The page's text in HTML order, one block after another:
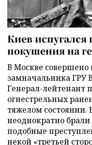
Киев испугался
покушения на
В Москве
замначальника ГРУ
Генерал-лейтенант
огнестрельных
тяжелом состоянии.
неоднократно брали
подобные
некой «третьей